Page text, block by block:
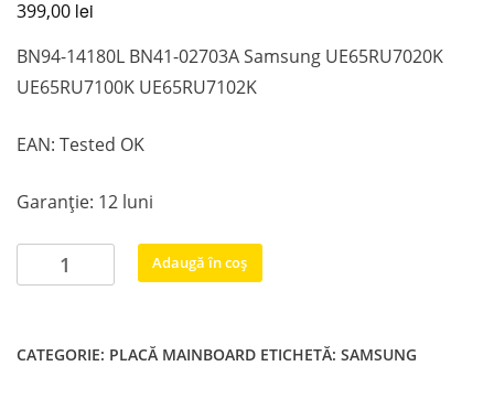
399,00 lei
BN94-14180L BN41-02703A Samsung UE65RU7020K
UE65RU7100K UE65RU7102K
EAN: Tested OK
Garanție: 12 luni
Cantitate
BN94-
02703A
Adaugă în coș
CATEGORIE: PLACĂ MAINBOARD ETICHETĂ: SAMSUNG